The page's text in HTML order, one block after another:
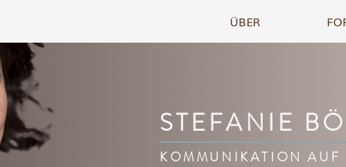
ÜBER
STEFANIE
KOMMUNIKATION AUF